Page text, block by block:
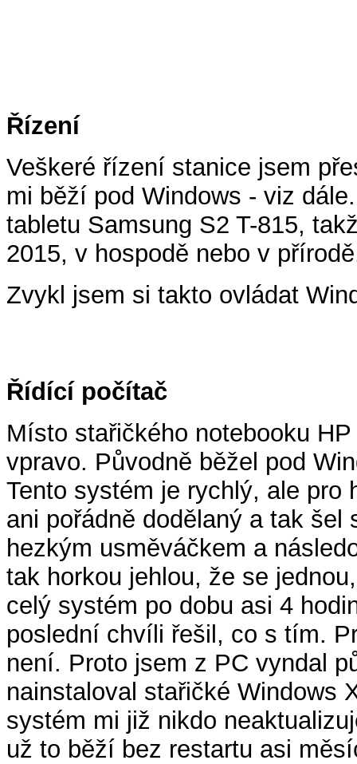
Řízení
Veškeré řízení stanice jsem
mi běží pod Windows - viz
tabletu Samsung S2 T-815,
2015, v hospodě nebo v
Zvykl jsem si takto ovládat
Řídící počítač
Místo stařičkého notebooku
vpravo. Původně běžel pod
Tento systém je rychlý, ale pro
ani pořádně dodělaný a tak
hezkým usměváčkem a
tak horkou jehlou, že se
celý systém po dobu asi 4
poslední chvíli řešil, co s tím.
není. Proto jsem z PC vyndal
nainstaloval stařičké Windows
systém mi již nikdo
už to běží bez restartu asi